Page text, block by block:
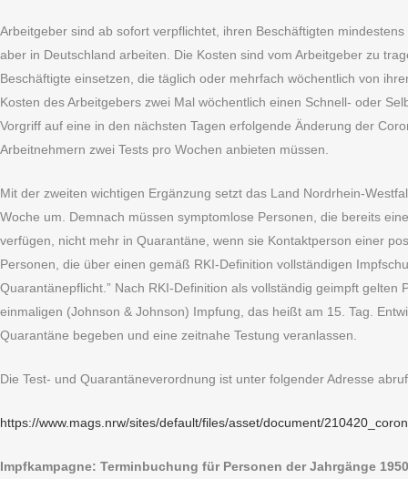
Arbeitgeber sind ab sofort verpflichtet, ihren Beschäftigten
aber in Deutschland arbeiten. Die Kosten sind vom Arbeitgeber zu
Beschäftigte einsetzen, die täglich oder mehrfach wöchentlich von
Kosten des Arbeitgebers zwei Mal wöchentlich einen Schnell- oder
Vorgriff auf eine in den nächsten Tagen erfolgende Änderung der
Arbeitnehmern zwei Tests pro Wochen anbieten müssen.
Mit der zweiten wichtigen Ergänzung setzt das Land Nordrhein-
Woche um. Demnach müssen symptomlose Personen, die bereits
verfügen, nicht mehr in Quarantäne, wenn sie Kontaktperson einer
Personen, die über einen gemäß RKI-Definition vollständigen
Quarantänepflicht.” Nach RKI-Definition als vollständig geimpft
einmaligen (Johnson & Johnson) Impfung, das heißt am 15. Tag.
Quarantäne begeben und eine zeitnahe Testung veranlassen.
Die Test- und Quarantäneverordnung ist unter folgender Adresse
https://www.mags.nrw/sites/default/files/asset/document/
Impfkampagne: Terminbuchung für Personen der Jahrgänge